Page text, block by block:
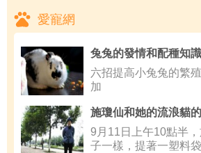
愛寵網
六招提高小兔兔的繁
加
施瓊仙和她的流浪貓
9月11日上午10點半
子一樣，提著一塑料